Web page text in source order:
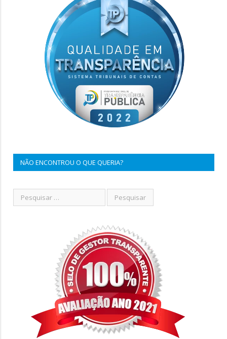
NÃO ENCONTROU O QUE QUERIA?